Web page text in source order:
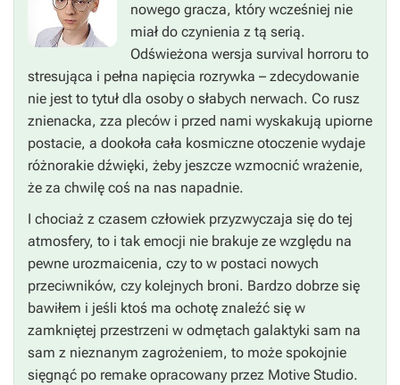
nowego gracza, który wcześniej nie
miał do czynienia z tą serią.
Odświeżona wersja survival horroru to
stresująca i pełna napięcia rozrywka – zdecydowanie
nie jest to tytuł dla osoby o słabych nerwach. Co rusz
znienacka, zza pleców i przed nami wyskakują upiorne
postacie, a dookoła cała kosmiczne otoczenie wydaje
różnorakie dźwięki, żeby jeszcze wzmocnić wrażenie,
że za chwilę coś na nas napadnie.
I chociaż z czasem człowiek przyzwyczaja się do tej
atmosfery, to i tak emocji nie brakuje ze względu na
pewne urozmaicenia, czy to w postaci nowych
przeciwników, czy kolejnych broni. Bardzo dobrze się
bawiłem i jeśli ktoś ma ochotę znaleźć się w
zamkniętej przestrzeni w odmętach galaktyki sam na
sam z nieznanym zagrożeniem, to może spokojnie
sięgnąć po remake opracowany przez Motive Studio.